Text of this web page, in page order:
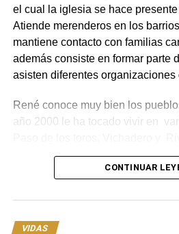
el cual la iglesia se hace
Atiende merenderos en los
mantiene contacto con familias
además consiste en formar parte
asisten diferentes organizaciones
René conoce muy bien los
año 2000 le ha tocado vivir en
destaca la solidaridad de la
comunidad: “ Es como un gran
da esa relación muy linda con la
CONTINUAR
VIDAS